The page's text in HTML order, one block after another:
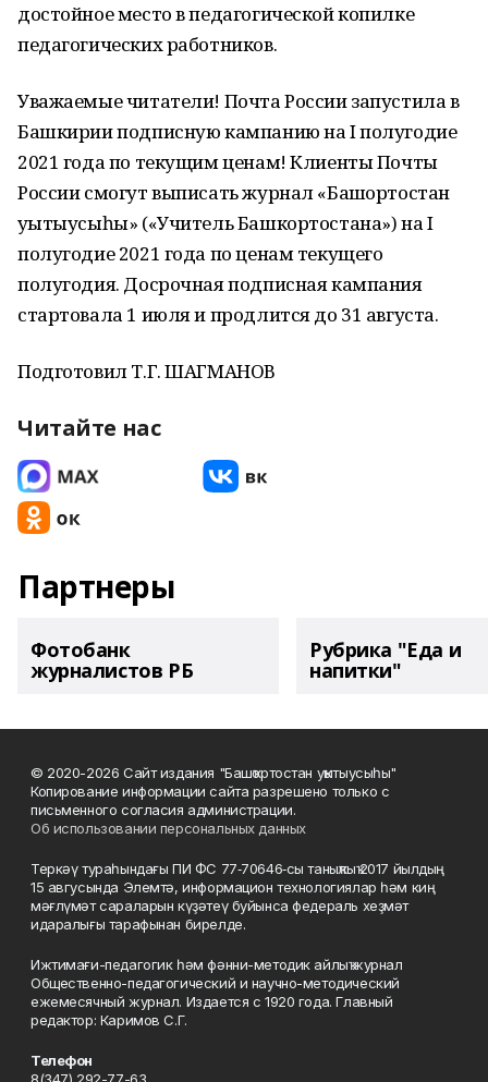
достойное место в педагогической копилке
педагогических работников.
Уважаемые читатели! Почта России запустила в
Башкирии подписную кампанию на I полугодие
2021 года по текущим ценам! Клиенты Почты
России смогут выписать журнал «Башҡортостан
уҡытыусыһы» («Учитель Башкортостана») на I
полугодие 2021 года по ценам текущего
полугодия. Досрочная подписная кампания
стартовала 1 июля и продлится до 31 августа.
Подготовил Т.Г. ШАГМАНОВ
Читайте нас
Партнеры
Фотобанк
журналистов РБ
Рубрика "Еда и
напитки"
© 2020-2026 Сайт издания "Башҡортостан уҡытыусыһы"
Копирование информации сайта разрешено только с
письменного согласия администрации.
Об использовании персональных данных
Теркәү тураһындағы ПИ ФС 77‑70646‑сы таныҡлыҡ 2017 йылдың
15 авгусында Элемтә, информацион технологиялар һәм киң
мәғлүмәт сараларын күҙәтеү буйынса федераль хеҙмәт
идаралығы тарафынан бирелде.
Ижтимағи-педагогик һәм фәнни-методик айлыҡ журнал
Общественно-педагогический и научно-методический
ежемесячный журнал. Издается с 1920 года. Главный
редактор: Каримов С.Г.
Телефон